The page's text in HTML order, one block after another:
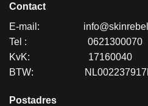
Contact
E-mail:
Tel :
0621300070
KvK:
17160040
BTW:
Postadres